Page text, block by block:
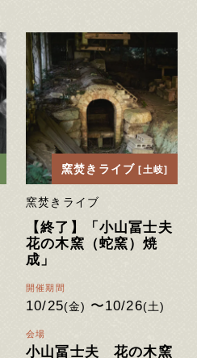
窯焚きライブ [土岐]
窯焚きライブ
【終了】「小山冨士夫
花の木窯（蛇窯）焼
成」
開催期間
10/25(金) 〜10/26(土)
会場
小山冨士夫 花の木窯